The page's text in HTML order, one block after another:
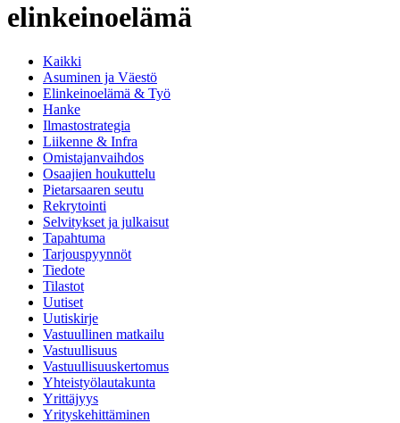
elinkeinoelämä
Kaikki
Asuminen ja Väestö
Elinkeinoelämä & Työ
Hanke
Ilmastostrategia
Liikenne & Infra
Omistajanvaihdos
Osaajien houkuttelu
Pietarsaaren seutu
Rekrytointi
Selvitykset ja julkaisut
Tapahtuma
Tarjouspyynnöt
Tiedote
Tilastot
Uutiset
Uutiskirje
Vastuullinen matkailu
Vastuullisuus
Vastuullisuuskertomus
Yhteistyölautakunta
Yrittäjyys
Yrityskehittäminen